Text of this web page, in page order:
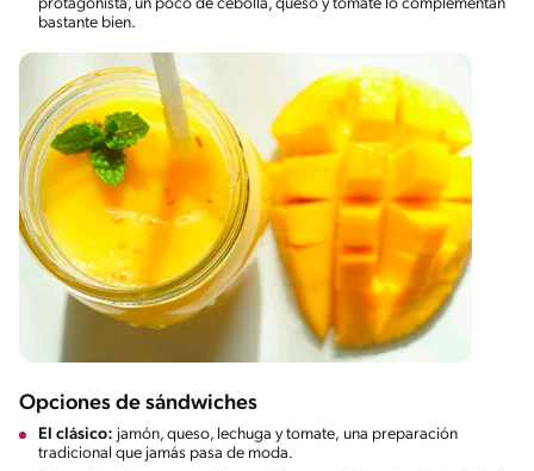
protagonista, un poco de cebolla, queso y tomate lo complementan
bastante bien.
Opciones de sándwiches
El clásico: jamón, queso, lechuga y tomate, una preparación
tradicional que jamás pasa de moda.